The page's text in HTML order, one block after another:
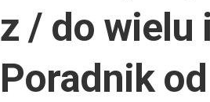
z / do wielu
Poradnik